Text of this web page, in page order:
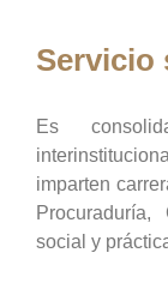
Servicio
Es
imparten
social y